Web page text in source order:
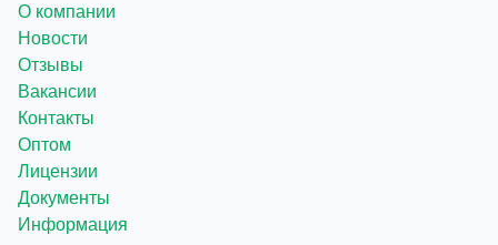
О компании
Новости
Отзывы
Вакансии
Контакты
Оптом
Лицензии
Документы
Информация